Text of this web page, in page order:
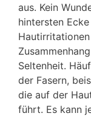
aus. Kein
hintersten
Seltenheit.
der Fasern,
die auf der
führt. Es kann